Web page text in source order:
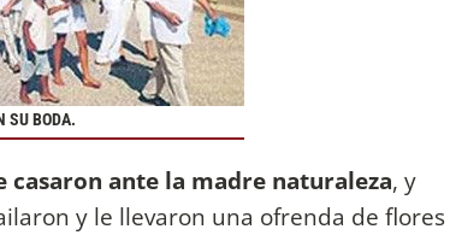
SU BODA.
casaron ante la madre naturaleza, y
y le llevaron una ofrenda de flores